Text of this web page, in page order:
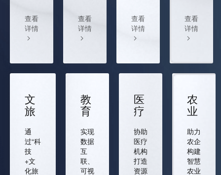
查看
详情
查看
详情
查看
详情
查看
详情
文
旅
通
过“科
技
+文
化旅
教
育
实现
数据
互
联、
可视
医
疗
协助
医疗
机构
打造
资源
农
业
助力
农企
构建
智慧
农业